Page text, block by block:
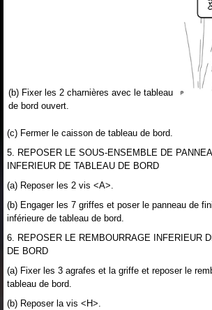
(b) Fixer les 2 charnières avec le tableau
de bord ouvert.
(c) Fermer le caisson de tableau de bord.
5. REPOSER LE SOUS-ENSEMBLE DE
INFERIEUR DE TABLEAU DE BORD
(a) Reposer les 2 vis <A>.
(b) Engager les 7 griffes et poser le panneau de
inférieure de tableau de bord.
6. REPOSER LE REMBOURRAGE INFERIEUR
DE BORD
(a) Fixer les 3 agrafes et la griffe et reposer le
tableau de bord.
(b) Reposer la vis <H>.